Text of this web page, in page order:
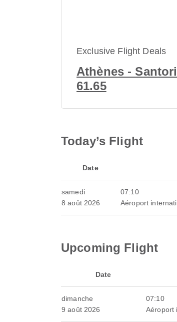
Exclusive Flight Deals
Athènes -
61.65
Today’s Flight
Date
samedi
8 août 2026
07:10
Aéroport
Upcoming Flight
Date
dimanche
9 août 2026
07:10
Aéroport